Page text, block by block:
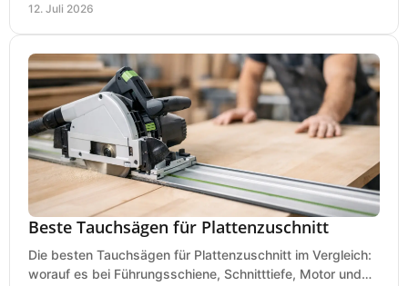
12. Juli 2026
Beste Tauchsägen für Plattenzuschnitt
Die besten Tauchsägen für Plattenzuschnitt im Vergleich:
worauf es bei Führungsschiene, Schnitttiefe, Motor und